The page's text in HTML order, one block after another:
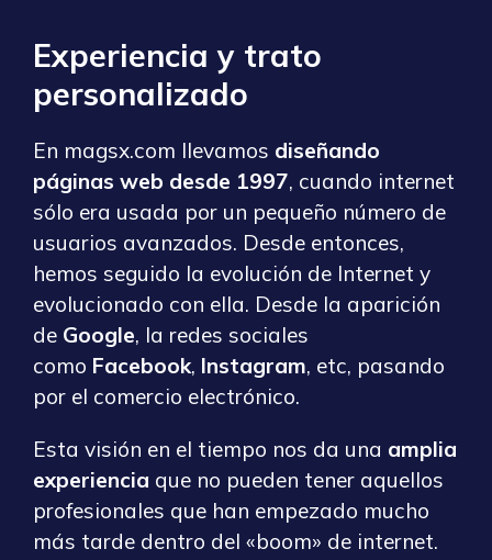
Experiencia y trato
personalizado
En magsx.com llevamos diseñando
páginas web desde 1997, cuando internet
sólo era usada por un pequeño número de
usuarios avanzados. Desde entonces,
hemos seguido la evolución de Internet y
evolucionado con ella. Desde la aparición
de Google, la redes sociales
como Facebook, Instagram, etc, pasando
por el comercio electrónico.
Esta visión en el tiempo nos da una amplia
experiencia que no pueden tener aquellos
profesionales que han empezado mucho
más tarde dentro del «boom» de internet.